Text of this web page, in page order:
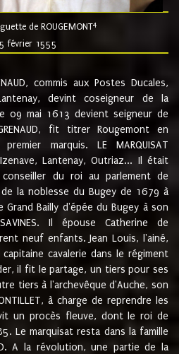
de ROUGEMONT4
février 1555
commis aux Postes Ducales,
devint coseigneur de la
09 mai 1613 devient seigneur de
fit titrer Rougemont en
marquis. LE MARQUISAT
Lantenay, Outriaz... Il était
du roi au parlement de
la noblesse du Bugey de 1679 à
Bailly d'épée du Bugey à son
Il épouse Catherine de
neuf enfants. Jean Louis, l'ainé,
cavalerie dans le régiment
il fit le partage, un tiers pour ses
tiers à l'archevêque d'Auche, son
à charge de reprendre les
un procès fleuve, dont le roi de
Le marquisat resta dans la famille
A la révolution, une partie de la